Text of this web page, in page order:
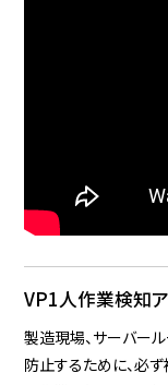
VP1人作業検知
製造現場、サーバー
防止するために、必